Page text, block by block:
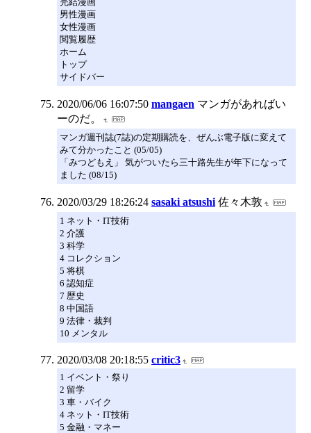
男性漫画
女性漫画
閲覧履歴
ホーム
トップ
サイドバー
2020/06/06 16:07:50 mangaen マンガがあればい
ーのだ。
マンガ週刊誌(7誌)の定期購読を、ぜんぶ電子版に変えて
みて分かったこと (05/05)
「みつどもえ」 気がついたら三十路先生が年下になって
ました (08/15)
2020/03/29 18:26:24 sasaki atsushi 佐々木敦
1 ネット・IT技術
2 介護
3 科学
4 コレクション
5 将棋
6 認知症
7 歴史
8 中国語
9 法律・裁判
10 メンタル
2020/03/08 20:18:55 critic3
1 イベント・祭り
2 留学
3 車・バイク
4 ネット・IT技術
5 金融・マネー